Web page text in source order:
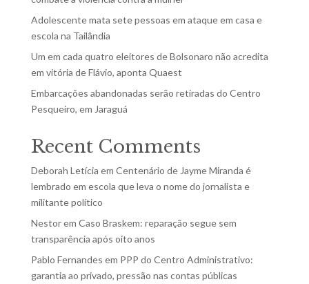
Adolescente mata sete pessoas em ataque em casa e
escola na Tailândia
Um em cada quatro eleitores de Bolsonaro não acredita
em vitória de Flávio, aponta Quaest
Embarcações abandonadas serão retiradas do Centro
Pesqueiro, em Jaraguá
Recent Comments
Deborah Letícia em Centenário de Jayme Miranda é
lembrado em escola que leva o nome do jornalista e
militante político
Nestorem Caso Braskem: reparação segue sem
transparência após oito anos
Pablo Fernandes em PPP do Centro Administrativo:
garantia ao privado, pressão nas contas públicas